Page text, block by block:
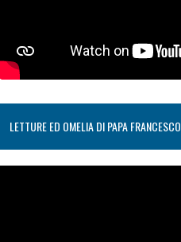
LETTURE ED OMELIA DI PAPA FRANCESCO